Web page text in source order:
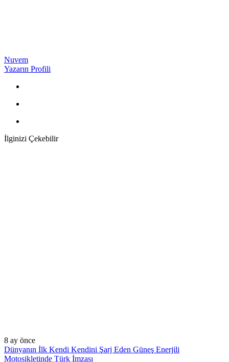
Nuvem
Yazarın Profili
İlginizi Çekebilir
8 ay önce
Dünyanın İlk Kendi Kendini Şarj Eden Güneş Enerjili
Motosikletinde Türk İmzası